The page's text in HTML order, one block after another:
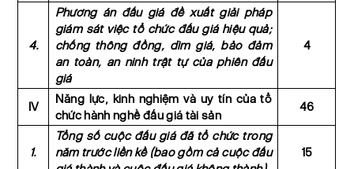
4.
Phương án đấu giá đề xuất giải pháp
giám sát việc tổ chức đấu giá hiệu quả;
chống thông đồng, dìm giá, bảo đảm
an toàn, an ninh trật tự của phiên đấu
giá
4
IV
Năng lực, kinh nghiệm và uy tín của tổ
chức hành nghề đấu giá tài sản
46
1.
Tổng số cuộc đấu giá đã tổ chức trong
năm trước liền kề (bao gồm cả cuộc đấu
15